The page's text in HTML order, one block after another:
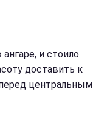
и стоило
доставить к
центральным